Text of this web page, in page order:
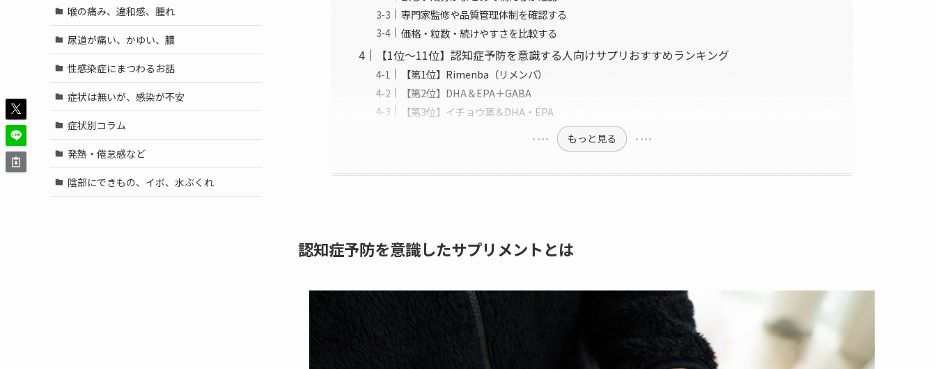
専門家監修や品質管理体制を確認する
価格・粒数・続けやすさを比較する
【1位～11位】認知症予防を意識する人向けサプリおすすめランキング
【第1位】Rimenba（リメンバ）
【第2位】DHA＆EPA＋GABA
【第3位】イチョウ葉＆DHA・EPA
もっと見る
認知症予防を意識したサプリメントとは
喉の痛み、違和感、腫れ
尿道が痛い、かゆい、膿
性感染症にまつわるお話
症状は無いが、感染が不安
症状別コラム
発熱・倦怠感など
陰部にできもの、イボ、水ぶくれ